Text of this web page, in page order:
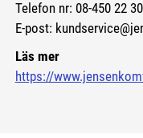
Telefon nr: 08-450 22 30
E-post:
Läs mer
https://